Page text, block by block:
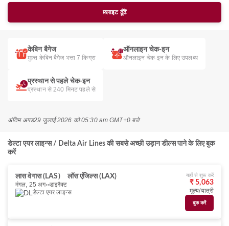
फ़्लाइट ढूँढें
केबिन बैगेज
मुफ़्त केबिन बैगेज भत्ता 7 किग्रा
ऑनलाइन चेक-इन
ऑनलाइन चेक-इन के लिए उपलब्ध
प्रस्थान से पहले चेक-इन
प्रस्थान से 240 मिनट पहले से
अंतिम अपड29 जुलाई 2026 को 05:30 am GMT+0 बजे
डेल्टा एयर लाइन्स / Delta Air Lines की सबसे अच्छी उड़ान डील्स पाने के लिए बुक
करें
लास वेगास (LAS)
लॉस एंजिल्स (LAX)
मंगल, 25 अग॰ डाइरैक्ट
डेल्टा एयर लाइन्स
यहाँ से शुरू करें
₹ 5,063
मूल्य/यात्री
बुक करें